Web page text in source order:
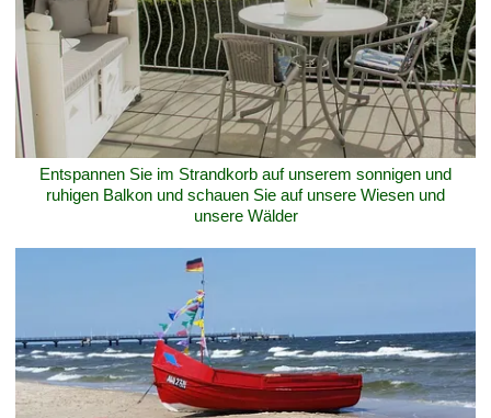
Entspannen Sie im Strandkorb auf unserem sonnigen und
ruhigen Balkon und schauen Sie auf unsere Wiesen und
unsere Wälder